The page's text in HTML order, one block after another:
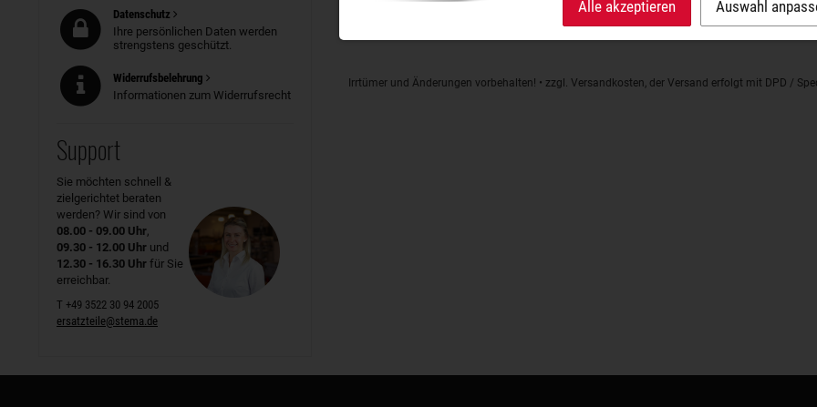
Irrtümer und Änderungen vorbehalten! • zzgl. Versandkosten, der Versand erfolgt mit DPD /
Datenschutz
Ihre persönlichen Daten werden
strengstens geschützt.
Widerrufsbelehrung
Informationen zum Widerrufsrecht
Support
Sie möchten schnell &
zielgerichtet beraten
werden? Wir sind von
08.00 - 09.00 Uhr,
09.30 - 12.00 Uhr und
12.30 - 16.30 Uhr für Sie
erreichbar.
T +49 3522 30 94 2005
ersatzteile@stema.de
Alle akzeptieren Auswahl